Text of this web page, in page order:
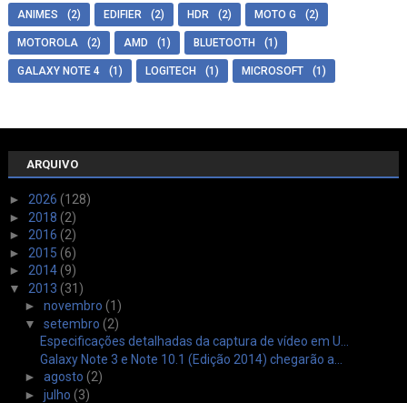
ANIMES (2) EDIFIER (2) HDR (2) MOTO G (2)
MOTOROLA (2) AMD (1) BLUETOOTH (1)
GALAXY NOTE 4 (1) LOGITECH (1) MICROSOFT (1)
ARQUIVO
► 2026 (128)
► 2018 (2)
► 2016 (2)
► 2015 (6)
► 2014(9)
▼ 2013 (31)
► novembro (1)
▼ setembro (2)
Especificações detalhadas da captura de vídeo em U...
Galaxy Note 3 e Note 10.1 (Edição 2014) chegarão a...
► agosto (2)
► julho (3)